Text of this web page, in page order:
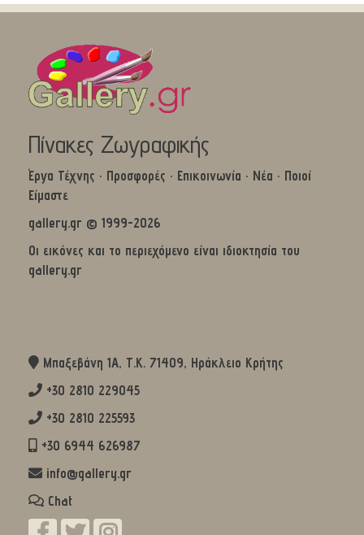
Πίνακες Ζωγραφικής
Έργα Τέχνης · Προσφορές · Επικοινωνία · Νέα · Ποιοί
Είμαστε
gallery.gr © 1999-2026
Οι εικόνες και το περιεχόμενο είναι ιδιοκτησία του
gallery.gr
Μπαξεβάνη 1Α, Τ.Κ. 71409, Ηράκλειο Κρήτης
+30 2810 229045
+30 2810 225593
+30 6944 626987
info@gallery.gr
Chat